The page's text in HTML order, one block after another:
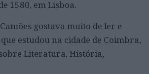
1580, em Lisboa.
gostava muito de ler e
estudou na cidade de Coimbra,
Literatura, História,